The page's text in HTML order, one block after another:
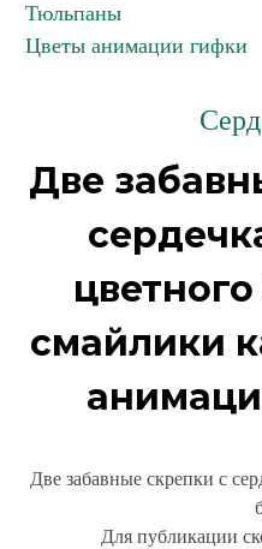
Тюльпаны
Цветы анимации гифки
Две
смайлики
Две забавные скрепки с
Для публикации